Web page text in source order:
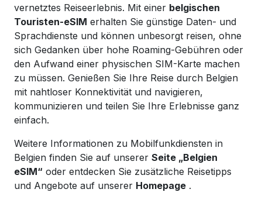
vernetztes Reiseerlebnis. Mit einer belgischen
Touristen-eSIM erhalten Sie günstige Daten- und
Sprachdienste und können unbesorgt reisen, ohne
sich Gedanken über hohe Roaming-Gebühren oder
den Aufwand einer physischen SIM-Karte machen
zu müssen. Genießen Sie Ihre Reise durch Belgien
mit nahtloser Konnektivität und navigieren,
kommunizieren und teilen Sie Ihre Erlebnisse ganz
einfach.
Weitere Informationen zu Mobilfunkdiensten in
Belgien finden Sie auf unserer Seite „Belgien
eSIM“ oder entdecken Sie zusätzliche Reisetipps
und Angebote auf unserer Homepage .